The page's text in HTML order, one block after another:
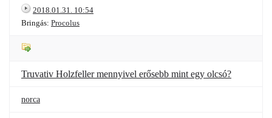
2018.01.31. 10:54
Bringás: Procolus
Truvativ Holzfeller mennyivel erősebb mint egy olcsó?
norca